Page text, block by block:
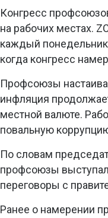
Конгресс
на рабочих местах.
каждый
когда конгресс
Профсоюзы
инфляция
местной валюте.
повальную
По словам
профсоюзы
переговоры с
Ранее о намерении